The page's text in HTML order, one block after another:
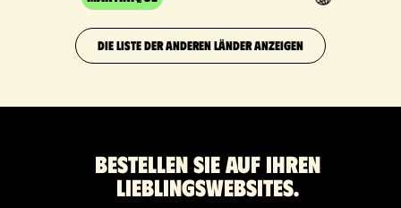
DIE LISTE DER ANDEREN LÄNDER ANZEIGEN
Bestellen Sie auf Ihren
Lieblingswebsites.